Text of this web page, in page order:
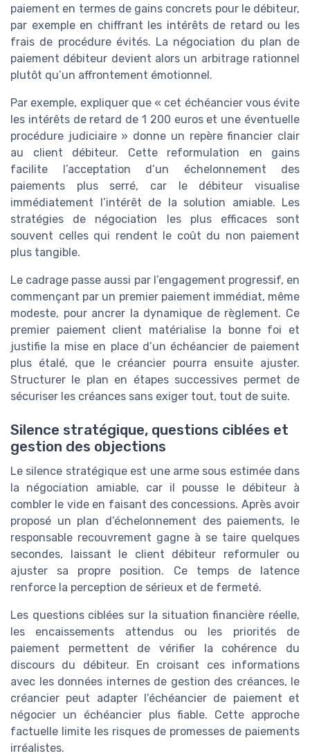
paiement en termes de gains concrets pour le débiteur,
par exemple en chiffrant les intérêts de retard ou les
frais de procédure évités. La négociation du plan de
paiement débiteur devient alors un arbitrage rationnel
plutôt qu’un affrontement émotionnel.
Par exemple, expliquer que « cet échéancier vous évite
les intérêts de retard de 1 200 euros et une éventuelle
procédure judiciaire » donne un repère financier clair
au client débiteur. Cette reformulation en gains
facilite l’acceptation d’un échelonnement des
paiements plus serré, car le débiteur visualise
immédiatement l’intérêt de la solution amiable. Les
stratégies de négociation les plus efficaces sont
souvent celles qui rendent le coût du non paiement
plus tangible.
Le cadrage passe aussi par l’engagement progressif, en
commençant par un premier paiement immédiat, même
modeste, pour ancrer la dynamique de règlement. Ce
premier paiement client matérialise la bonne foi et
justifie la mise en place d’un échéancier de paiement
plus étalé, que le créancier pourra ensuite ajuster.
Structurer le plan en étapes successives permet de
sécuriser les créances sans exiger tout, tout de suite.
Silence stratégique, questions ciblées et
gestion des objections
Le silence stratégique est une arme sous estimée dans
la négociation amiable, car il pousse le débiteur à
combler le vide en faisant des concessions. Après avoir
proposé un plan d’échelonnement des paiements, le
responsable recouvrement gagne à se taire quelques
secondes, laissant le client débiteur reformuler ou
ajuster sa propre position. Ce temps de latence
renforce la perception de sérieux et de fermeté.
Les questions ciblées sur la situation financière réelle,
les encaissements attendus ou les priorités de
paiement permettent de vérifier la cohérence du
discours du débiteur. En croisant ces informations
avec les données internes de gestion des créances, le
créancier peut adapter l’échéancier de paiement et
négocier un échéancier plus fiable. Cette approche
factuelle limite les risques de promesses de paiements
irréalistes.